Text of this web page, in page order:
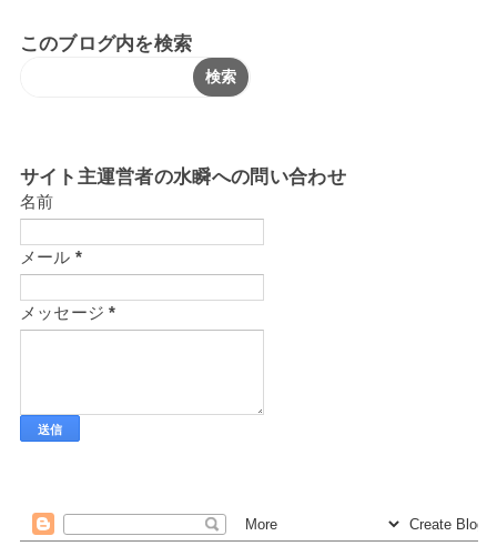
このブログ内を検索
サイト主運営者の水瞬への問い合わせ
名前
メール *
メッセージ*